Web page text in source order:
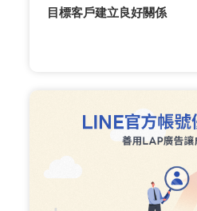
目標客戶建立良好關係